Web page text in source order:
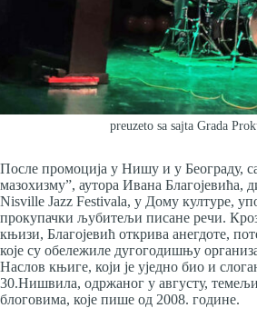
preuzeto sa sajta Grada
После промоција у Нишу и у Београду,
мазохизму”, аутора Ивана Благојевића,
Nisville Jazz Festivala, у Дому културе,
прокупачки љубитељи писане речи. Кроз
књизи, Благојевић открива анегдоте,
које су обележиле дугогодишњу
Наслов књиге, који је уједно био и
30.Нишвила, одржаног у августу,
блоговима, које пише од 2008. године.